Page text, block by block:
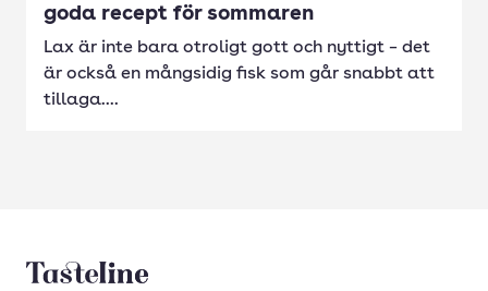
goda recept för sommaren
Lax är inte bara otroligt gott och nyttigt – det
är också en mångsidig fisk som går snabbt att
tillaga....
Tasteline startsida